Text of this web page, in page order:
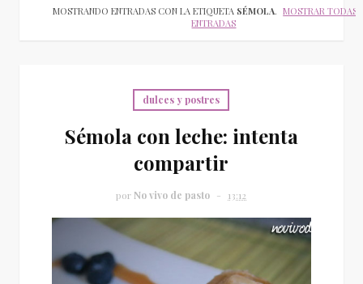
MOSTRANDO ENTRADAS CON LA ETIQUETA SÉMOLA. MOSTRAR TODAS
ENTRADAS
dulces y postres
Sémola con leche: intenta
compartir
por No vivo de pasto 13:12